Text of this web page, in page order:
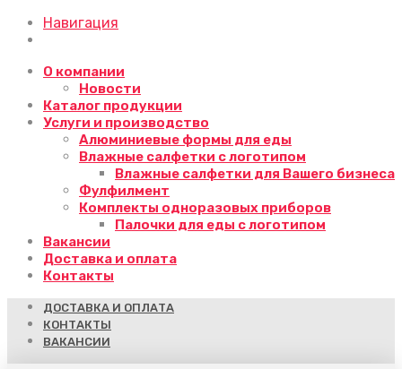
Навигация
О компании
Новости
Каталог продукции
Услуги и производство
Алюминиевые формы для еды
Влажные салфетки с логотипом
Влажные салфетки для Вашего бизнеса
Фулфилмент
Комплекты одноразовых приборов
Палочки для еды с логотипом
Вакансии
Доставка и оплата
Контакты
ДОСТАВКА И ОПЛАТА
КОНТАКТЫ
ВАКАНСИИ